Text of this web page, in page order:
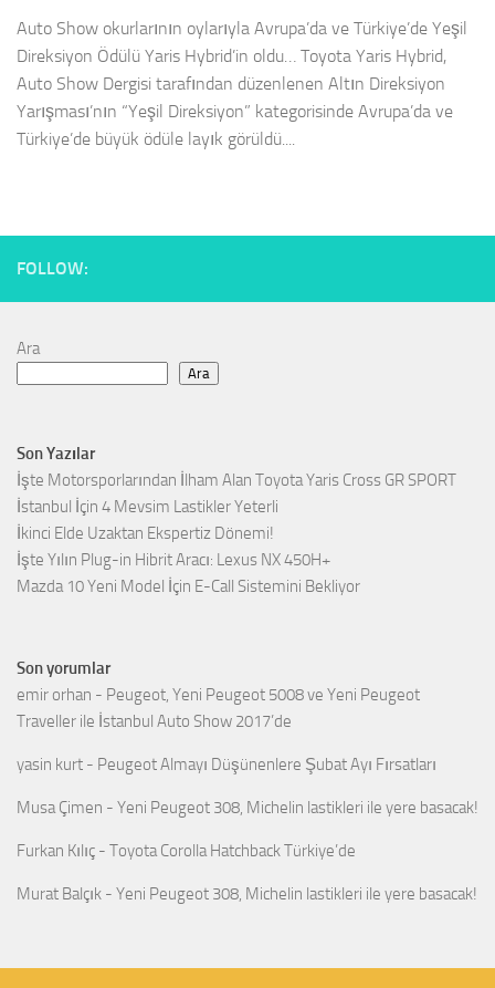
Auto Show okurlarının oylarıyla Avrupa’da ve Türkiye’de Yeşil
Direksiyon Ödülü Yaris Hybrid’in oldu… Toyota Yaris Hybrid,
Auto Show Dergisi tarafından düzenlenen Altın Direksiyon
Yarışması’nın “Yeşil Direksiyon” kategorisinde Avrupa’da ve
Türkiye’de büyük ödüle layık görüldü....
FOLLOW:
Ara
Ara
Son Yazılar
İşte Motorsporlarından İlham Alan Toyota Yaris Cross GR SPORT
İstanbul İçin 4 Mevsim Lastikler Yeterli
İkinci Elde Uzaktan Ekspertiz Dönemi!
İşte Yılın Plug-in Hibrit Aracı: Lexus NX 450H+
Mazda 10 Yeni Model İçin E-Call Sistemini Bekliyor
Son yorumlar
emir orhan - Peugeot, Yeni Peugeot 5008 ve Yeni Peugeot
Traveller ile İstanbul Auto Show 2017’de
yasin kurt - Peugeot Almayı Düşünenlere Şubat Ayı Fırsatları
Musa Çimen - Yeni Peugeot 308, Michelin lastikleri ile yere basacak!
Furkan Kılıç - Toyota Corolla Hatchback Türkiye’de
Murat Balçık - Yeni Peugeot 308, Michelin lastikleri ile yere basacak!